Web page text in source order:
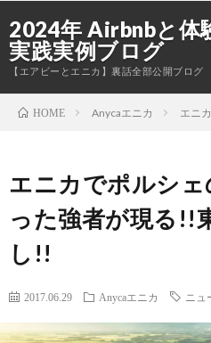
2024年 Airbnbと体
実践実例ブログ
【エアビーとエニカ】裏話全部公開ブログ
HOME Anycaエニカ エニ
エニカでポルシ
った強者が現る!!
し!!
2017.06.29 Anycaエニカ ニュ